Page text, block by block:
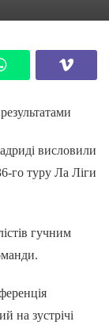
висловили
го туру Ла Ліги
гучним
на зустрічі